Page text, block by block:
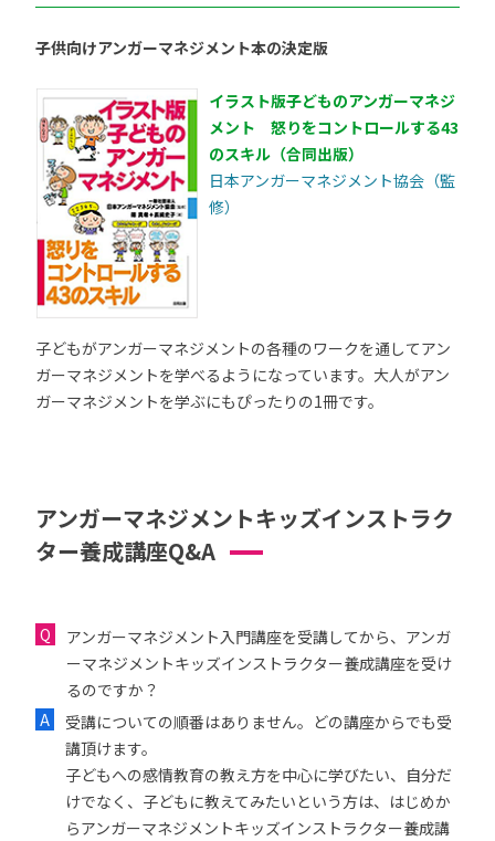
子供向けアンガーマネジメント本の決定版
イラスト版子どものアンガーマネジ
メント 怒りをコントロールする43
のスキル（合同出版）
日本アンガーマネジメント協会（監
修）
子どもがアンガーマネジメントの各種のワークを通してアン
ガーマネジメントを学べるようになっています。大人がアン
ガーマネジメントを学ぶにもぴったりの1冊です。
アンガーマネジメントキッズインストラク
ター養成講座Q&A
アンガーマネジメント入門講座を受講してから、アンガ
ーマネジメントキッズインストラクター養成講座を受け
るのですか？
受講についての順番はありません。どの講座からでも受
講頂けます。
子どもへの感情教育の教え方を中心に学びたい、自分だ
けでなく、子どもに教えてみたいという方は、はじめか
らアンガーマネジメントキッズインストラクター養成講